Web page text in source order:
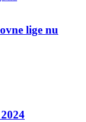
lige nu